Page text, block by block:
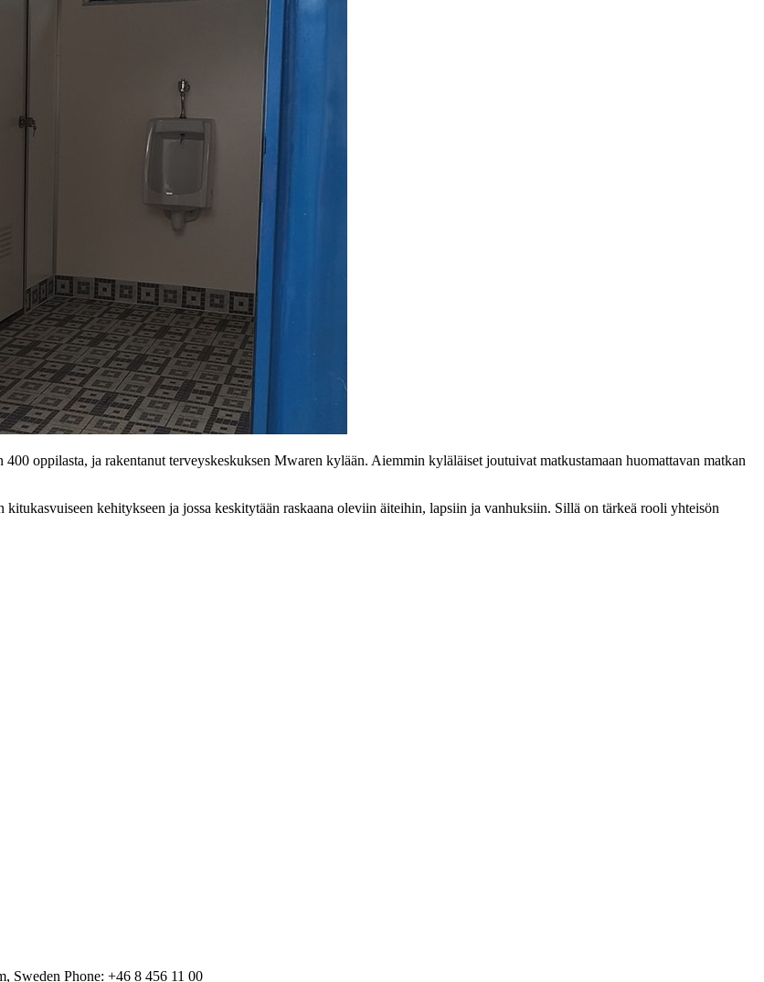
oppilasta, ja rakentanut terveyskeskuksen Mwaren kylään. Aiemmin kyläläiset joutuivat matkustamaan huomattavan matkan
kehitykseen ja jossa keskitytään raskaana oleviin äiteihin, lapsiin ja vanhuksiin. Sillä on tärkeä rooli yhteisön
Phone: +46 8 456 11 00